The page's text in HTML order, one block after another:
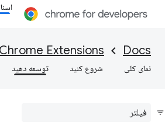
Docs
Chrome Extensions
نمای کلی شروع کنید توسعه دهید